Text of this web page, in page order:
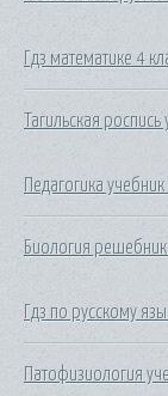
Гдз математике 4
Тагильская роспись
Педагогика
Биология
Гдз по русскому
Патофизиология